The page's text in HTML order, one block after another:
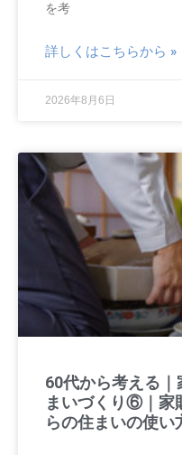
を考
詳しくはこちらから »
2026年8月6日
60代から考える
まいづくり⑥｜家
らの住まいの使い